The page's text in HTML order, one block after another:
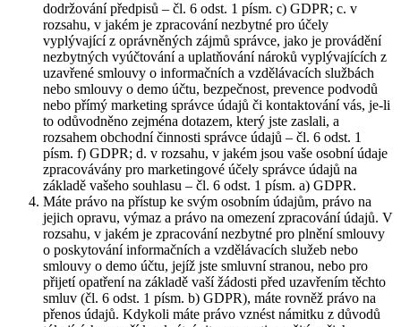
dodržování předpisů – čl. 6 odst. 1 písm. c) GDPR; c. v
rozsahu, v jakém je zpracování nezbytné pro účely
vyplývající z oprávněných zájmů správce, jako je provádění
nezbytných vyúčtování a uplatňování nároků vyplývajících z
uzavřené smlouvy o informačních a vzdělávacích službách
nebo smlouvy o demo účtu, bezpečnost, prevence podvodů
nebo přímý marketing správce údajů či kontaktování vás, je-li
to odůvodněno zejména dotazem, který jste zaslali, a
rozsahem obchodní činnosti správce údajů – čl. 6 odst. 1
písm. f) GDPR; d. v rozsahu, v jakém jsou vaše osobní údaje
zpracovávány pro marketingové účely správce údajů na
základě vašeho souhlasu – čl. 6 odst. 1 písm. a) GDPR.
Máte právo na přístup ke svým osobním údajům, právo na
jejich opravu, výmaz a právo na omezení zpracování údajů. V
rozsahu, v jakém je zpracování nezbytné pro plnění smlouvy
o poskytování informačních a vzdělávacích služeb nebo
smlouvy o demo účtu, jejíž jste smluvní stranou, nebo pro
přijetí opatření na základě vaší žádosti před uzavřením těchto
smluv (čl. 6 odst. 1 písm. b) GDPR), máte rovněž právo na
přenos údajů. Kdykoli máte právo vznést námitku z důvodů